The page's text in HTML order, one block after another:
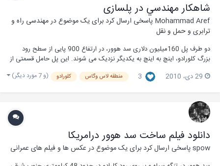
شاهکار مهندسي در پلسازی
Mohammad Arefپاسخی ارسال کرد برای یک موضوع درمهندسی راه و
ترابری و حمل و نقل
دو طرف پل 160میلیون دلاری سد هوور، در ارتفاع 900 پایی از سطح رود
بزرگ کلورادو، اینچ به اینچ به یکدیگر نزدیک می شوند. این پل حامل قسمتی از
بالای دیوارۀ سد را پشت سر می گذارد. بعد از اتمام، این پل پیوندی بین...
29 دی، 2010 3 منطقه لاس وگاس کلورادو (و 7 مورد دیگر)
دانلود فیلم ساخت سد هوور درامریکا
spowپاسخی ارسال کرد برای یک موضوع درعکس ها و فیلم های عمرانی